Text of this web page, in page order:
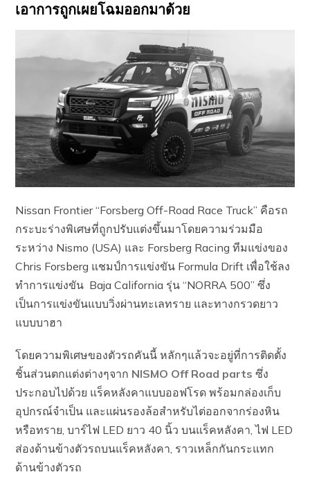
เอาการถูกเผยโฉมออกมาด้วย
Nissan Frontier “Forsberg Off-Road Race Truck” คือรถ
กระบะร่างพิเศษที่ถูกปรับแต่งขึ้นมาโดยความร่วมมือ
ระหว่าง Nismo (USA) และ Forsberg Racing ทีมแข่งของ
Chris Forsberg แชมป์การแข่งขัน Formula Drift เพื่อใช้ลง
ทำการแข่งขัน Baja California รุ่น “NORRA 500” ซึ่ง
เป็นการแข่งขันแบบวิ่งผ่านทะเลทราย และทางกรวดยาว
แบบบาฮา
โดยความพิเศษของตัวรถคันนี้ หลักๆแล้วจะอยู่ที่การติดตั้ง
ชิ้นส่วนตกแต่งต่างๆจาก NISMO Off Road parts ซึ่ง
ประกอบไปด้วย แร็คหลังคาแบบออฟโรด พร้อมกล่องเก็บ
อุปกรณ์จำเป็น และแผ่นรองล้อสำหรับไต่ออกจากร่องหิน
หรือทราย, บาร์ไฟ LED ยาว 40 นิ้ว บนแร็คหลังคา, ไฟ LED
ส่องด้านข้างตัวรถบนแร็คหลังคา, ราวเหล็กกันกระแทก
ด้านข้างตัวรถ